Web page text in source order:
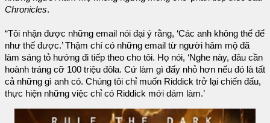
Chronicles.
“Tôi nhận được những email nói đại ý rằng, ‘Các anh không thể để
như thế được.’ Thậm chí có những email từ người hâm mộ đã
làm sáng tỏ hướng đi tiếp theo cho tôi. Họ nói, ‘Nghe này, đâu cần
hoành tráng cỡ 100 triệu đôla. Cứ làm gì đấy nhỏ hơn nếu đó là tất
cả những gì anh có. Chúng tôi chỉ muốn Riddick trở lại chiến đấu,
thực hiện những việc chỉ có Riddick mới dám làm.’